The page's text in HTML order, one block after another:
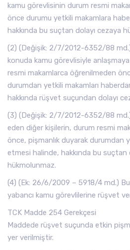
kamu görevlisinin durum resmi
önce durumu yetkili makamlara
hakkında bu suçtan dolayı cezaya
(2) (Değişik: 2/7/2012-6352/88
konuda kamu görevlisiyle
resmi makamlarca öğrenilmeden
durumdan yetkili makamları
hakkında rüşvet suçundan dolayı
(3) (Değişik: 2/7/2012-6352/88
eden diğer kişilerin, durum resmi
önce, pişmanlık duyarak durumdan
etmesi halinde, hakkında bu suçtan
hükmolunmaz.
(4) (Ek: 26/6/2009 – 5918/4 md.)
yabancı kamu görevlilerine rüşvet
TCK Madde 254 Gerekçesi
Maddede rüşvet suçunda etkin
yer verilmiştir.